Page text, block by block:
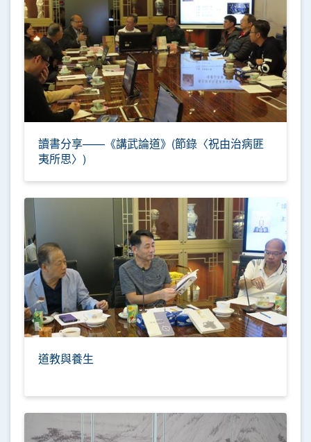
讀書分享——《講武論道》(節錄〈祝由治病匪
夷所思〉)
道教與養生